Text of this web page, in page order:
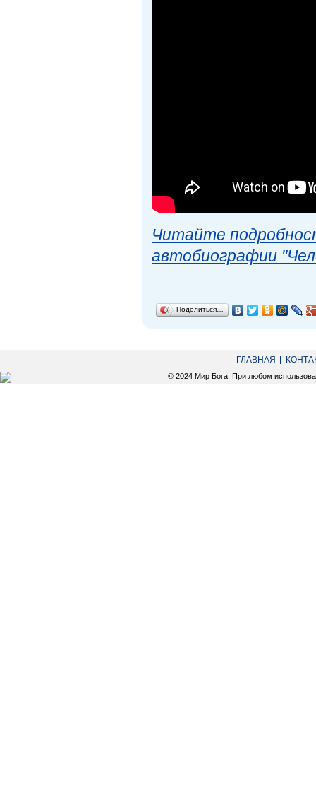
Читайте
автобиографии
Поделиться…
ГЛАВНАЯ
© 2024 Мир Бога. При любом